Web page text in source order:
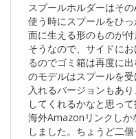
スプールホルダーはそ
使う時にスプールをひ
面に生える形のものが
そうなので、サイドに
るのでゴミ箱は再度に
のモデルはスプールを
入れるバージョンもあ
してくれるかなと思っ
海外Amazonリンクし
しました。ちょうど二個